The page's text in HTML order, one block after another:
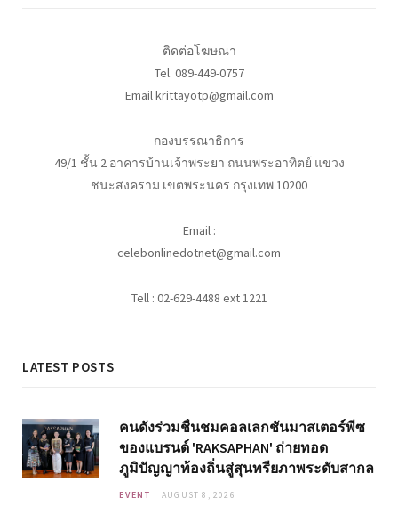
ติดต่อโฆษณา
Tel. 089-449-0757
Email krittayotp@gmail.com
กองบรรณาธิการ
49/1 ชั้น 2 อาคารบ้านเจ้าพระยา ถนนพระอาทิตย์ แขวง
ชนะสงคราม เขตพระนคร กรุงเทพ 10200
Email :
celebonlinedotnet@gmail.com
Tell : 02-629-4488 ext 1221
LATEST POSTS
คนดังร่วมชื่นชมคอลเลกชันมาสเตอร์พีซ
ของแบรนด์ 'RAKSAPHAN' ถ่ายทอด
ภูมิปัญญาท้องถิ่นสู่สุนทรียภาพระดับสากล
EVENT AUGUST 8, 2026